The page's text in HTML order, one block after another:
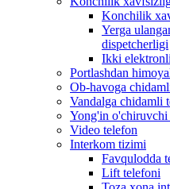
Konchilik
Yerga
dispetcherligi
Ikki
Portlashdan
Ob-havoga
Vandalga chidamli
Yong'in o'chiruvchi
Video telefon
Interkom tizimi
Favqulodda
Lift telefoni